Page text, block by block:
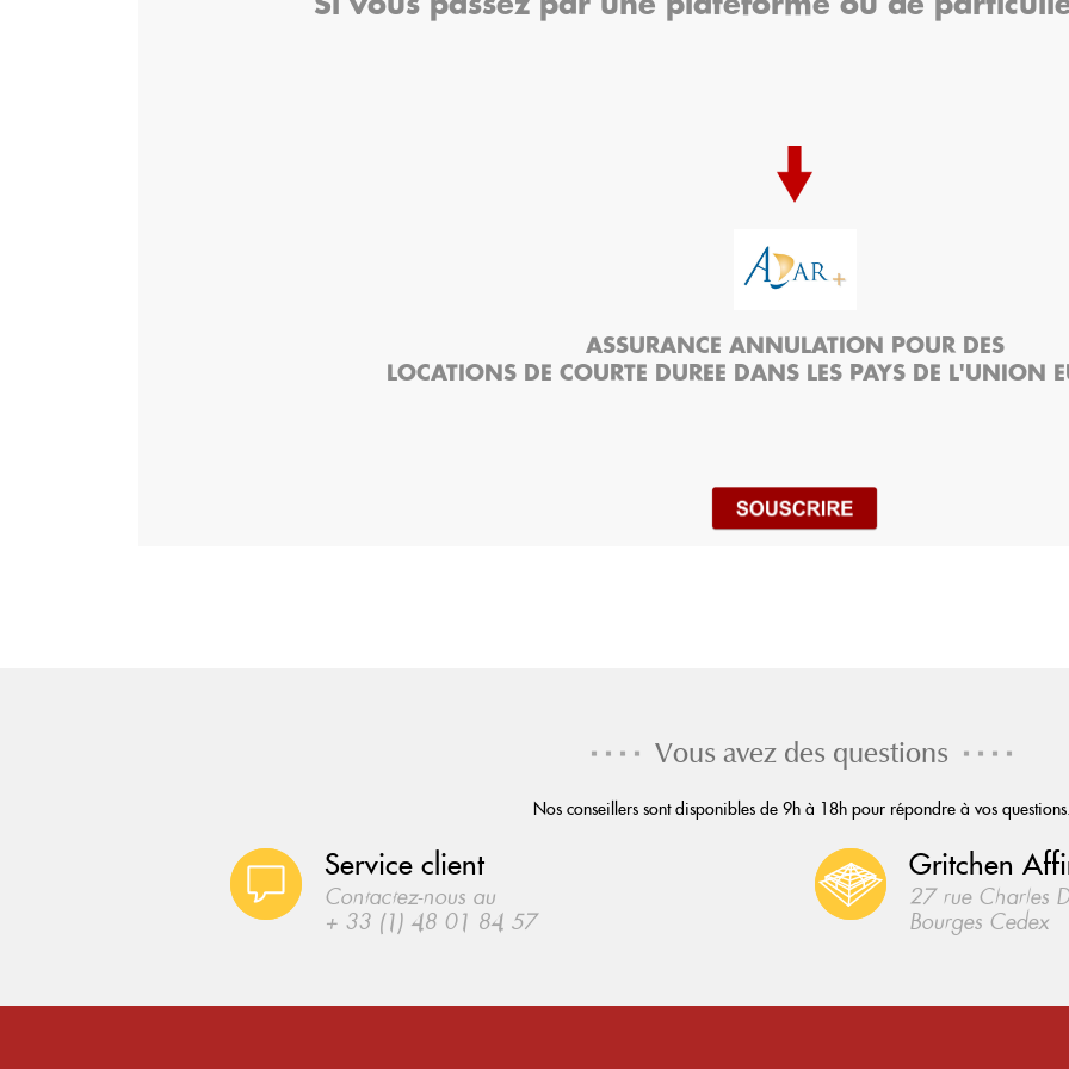
ASSURANCE ANNULATION POUR DES
LOCATIONS DE COURTE DUREE DANS LES PAYS DE L'UNION
Vous avez des questions
Nos conseillers sont disponibles de 9h à 18h pour répondre à vos questions.
Service client
Contactez-nous au
+ 33 (1) 48 01 84 57
Gritchen
27 rue Charles
Bourges Cedex